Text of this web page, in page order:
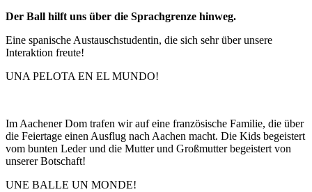
Der Ball hilft uns über die Sprachgrenze hinweg.
Eine spanische Austauschstudentin, die sich sehr über unsere
Interaktion freute!
UNA PELOTA EN EL MUNDO!
Im Aachener Dom trafen wir auf eine französische Familie, die über
die Feiertage einen Ausflug nach Aachen macht. Die Kids begeistert
vom bunten Leder und die Mutter und Großmutter begeistert von
unserer Botschaft!
UNE BALLE UN MONDE!